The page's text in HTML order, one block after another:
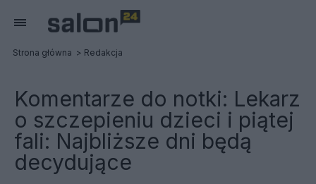
Strona główna Redakcja
Komentarze do notki: Lekarz
o szczepieniu dzieci i piątej
fali: Najbliższe dni będą
decydujące